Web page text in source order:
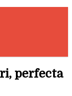
perfecta